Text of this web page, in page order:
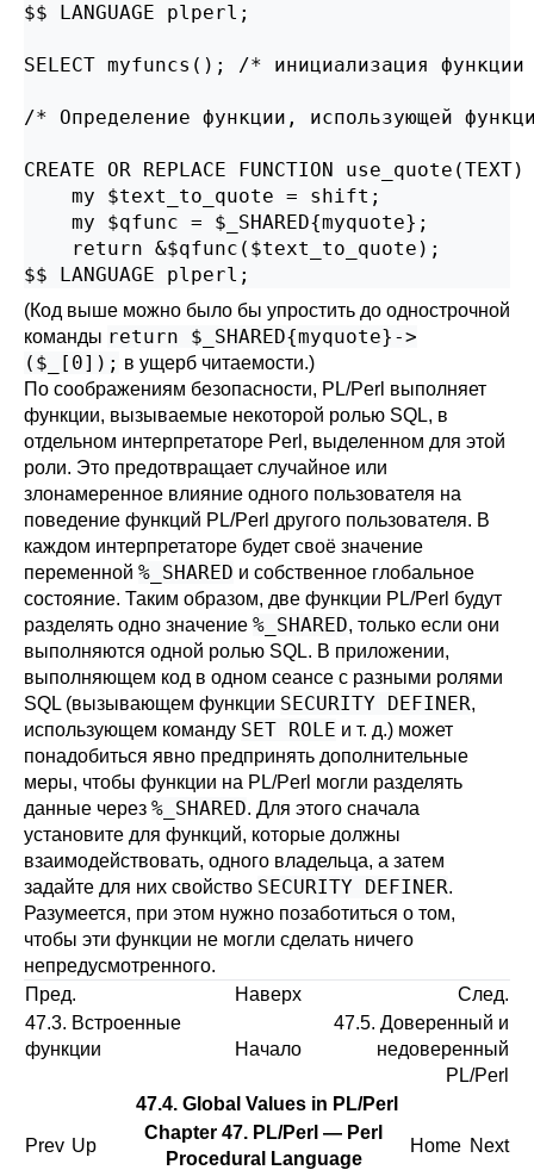
$$ LANGUAGE plperl;
SELECT myfuncs(); /* инициализация
/* Определение функции, использующей
CREATE OR REPLACE FUNCTION
    my $text_to_quote = shift;
    my $qfunc = $_SHARED{myquote};
    return &$qfunc($text_to_quote);
$$ LANGUAGE plperl;
(Код выше можно было бы упростить до однострочной
команды return $_SHARED{myquote}->
($_[0]); в ущерб читаемости.)
По соображениям безопасности, PL/Perl выполняет
функции, вызываемые некоторой ролью SQL, в
отдельном интерпретаторе Perl, выделенном для этой
роли. Это предотвращает случайное или
злонамеренное влияние одного пользователя на
поведение функций PL/Perl другого пользователя. В
каждом интерпретаторе будет своё значение
переменной %_SHARED и собственное глобальное
состояние. Таким образом, две функции PL/Perl будут
разделять одно значение %_SHARED, только если они
выполняются одной ролью SQL. В приложении,
выполняющем код в одном сеансе с разными ролями
SQL (вызывающем функции SECURITY DEFINER,
использующем команду SET ROLE и т. д.) может
понадобиться явно предпринять дополнительные
меры, чтобы функции на PL/Perl могли разделять
данные через %_SHARED. Для этого сначала
установите для функций, которые должны
взаимодействовать, одного владельца, а затем
задайте для них свойство SECURITY DEFINER.
Разумеется, при этом нужно позаботиться о том,
чтобы эти функции не могли сделать ничего
непредусмотренного.
Пред.
Наверх
След.
47.3. Встроенные
функции
Начало
47.5. Доверенный и
недоверенный
PL/Perl
47.4. Global Values in PL/Perl
Prev Up
Chapter 47. PL/Perl — Perl
Procedural Language
Home Next